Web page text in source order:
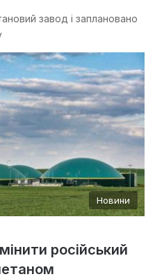
завод і заплановано
Новини
російський